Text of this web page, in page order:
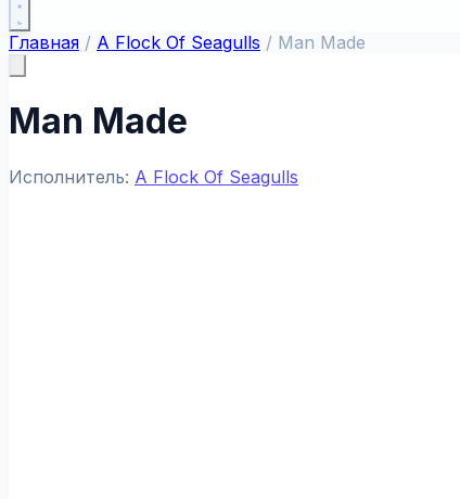
Главная / A Flock Of Seagulls / Man Made
Man Made
Исполнитель: A Flock Of Seagulls